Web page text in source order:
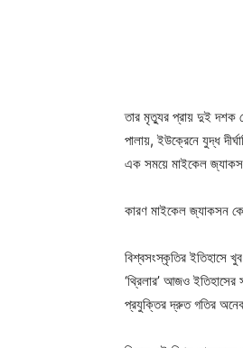
তার মৃত্যুর প্রায় দুই দশক
পালায়, ইউক্রেনে যুদ্ধ
এক সময়ে মাইকেল
কারণ মাইকেল জ্যাকসন
বিশ্বসংস্কৃতির ইতিহাসে
‘থ্রিলার’ আজও ইতিহাসের
প্রযুক্তির দ্রুত গতির